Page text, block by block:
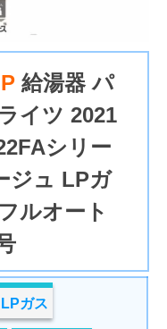
給湯器 パ
イツ 2021
シリー
ジュ LPガ
ルオート
LPガス